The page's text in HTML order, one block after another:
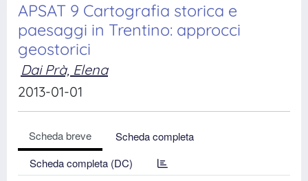
APSAT 9 Cartografia storica e
paesaggi in Trentino: approcci
geostorici
Dai Prà, Elena
2013-01-01
Scheda breve
Scheda completa
Scheda completa (DC)